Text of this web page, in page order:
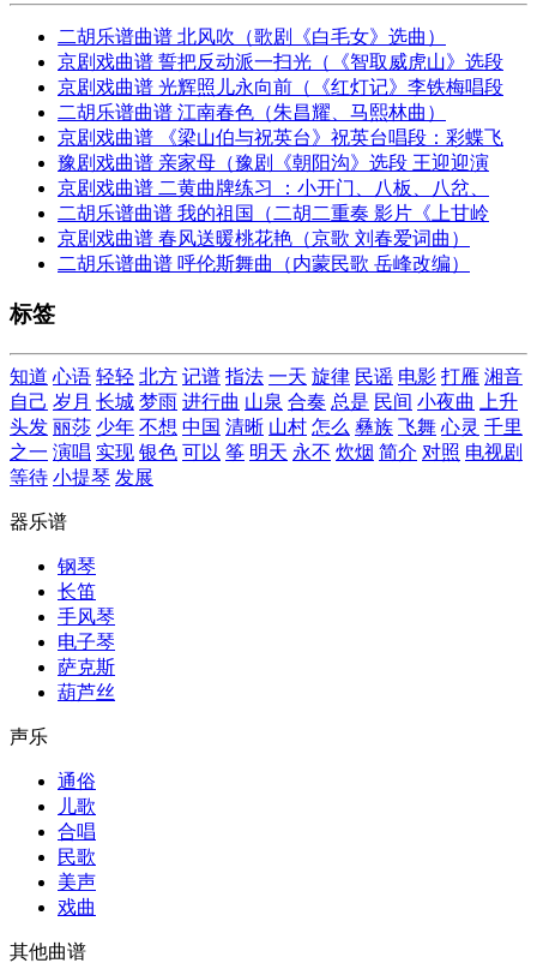
二胡乐谱曲谱 北风吹（歌剧《白毛女》选曲）
京剧戏曲谱 誓把反动派一扫光（《智取威虎山》选段
京剧戏曲谱 光辉照儿永向前（《红灯记》李铁梅唱段
二胡乐谱曲谱 江南春色（朱昌耀、马熙林曲）
京剧戏曲谱 《梁山伯与祝英台》祝英台唱段：彩蝶飞
豫剧戏曲谱 亲家母（豫剧《朝阳沟》选段 王迎迎演
京剧戏曲谱 二黄曲牌练习 ：小开门、八板、八岔、
二胡乐谱曲谱 我的祖国（二胡二重奏 影片《上甘岭
京剧戏曲谱 春风送暖桃花艳（京歌 刘春爱词曲）
二胡乐谱曲谱 呼伦斯舞曲（内蒙民歌 岳峰改编）
标签
知道 心语 轻轻 北方 记谱 指法 一天 旋律 民谣 电影 打雁 湘音
自己 岁月 长城 梦雨 进行曲 山泉 合奏 总是 民间 小夜曲
上升
头发 丽莎 少年 不想 中国 清晰 山村 怎么 彝族 飞舞 心灵 千里
之一 演唱 实现 银色 可以 筝 明天 永不 炊烟 简介 对照 电视剧
等待 小提琴 发展
器乐谱
钢琴
长笛
手风琴
电子琴
萨克斯
葫芦丝
声乐
通俗
儿歌
合唱
民歌
美声
戏曲
其他曲谱